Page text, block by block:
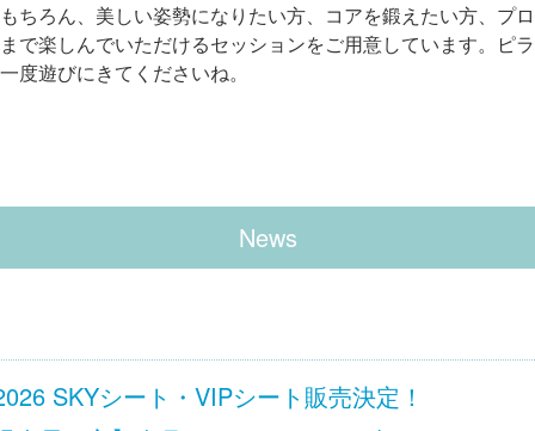
ちろん、美しい姿勢になりたい方、コアを鍛えたい方、プ
で楽しんでいただけるセッションをご用意しています。ピ
度遊びにきてくださいね。
News
SKYシート・VIPシート販売決定！